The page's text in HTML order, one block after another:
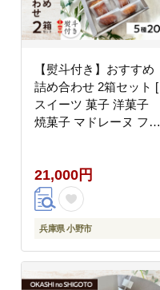
【熨斗付き】おすすめ
詰め合わせ 2箱セット [
スイーツ 菓子 洋菓子
焼菓子 マドレーヌ フィ
ゼント ]【のし(お中
元)】
21,000円
兵庫県 小野市